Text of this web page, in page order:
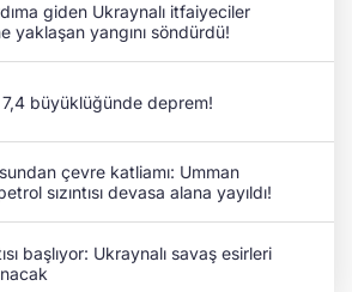
giden Ukraynalı itfaiyeciler
yaklaşan yangını söndürdü!
7,4 büyüklüğünde deprem!
çevre katliamı: Umman
sızıntısı devasa alana yayıldı!
başlıyor: Ukraynalı savaş esirleri